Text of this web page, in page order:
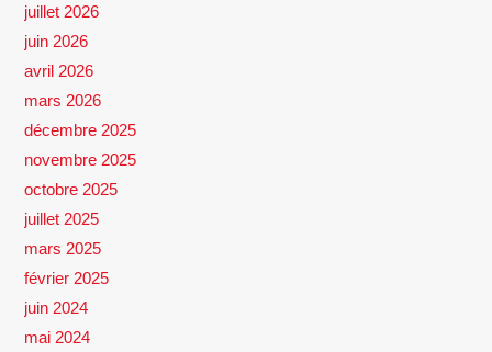
juillet 2026
juin 2026
avril 2026
mars 2026
décembre 2025
novembre 2025
octobre 2025
juillet 2025
mars 2025
février 2025
juin 2024
mai 2024